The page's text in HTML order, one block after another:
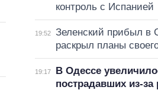
контроль с Испанией
19:52
Зеленский прибыл в
раскрыл планы
19:17
В Одессе
пострадавших из-за